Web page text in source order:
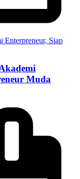
Muda